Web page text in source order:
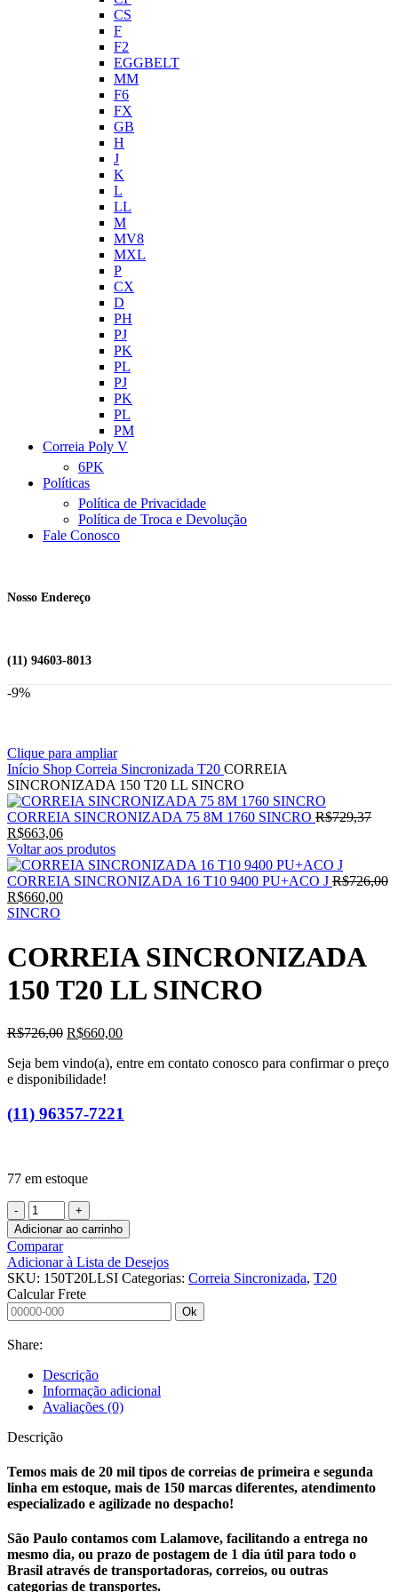
CS
F
F2
EGGBELT
MM
F6
FX
GB
H
J
K
L
LL
M
MV8
MXL
P
CX
D
PH
PJ
PK
PL
PJ
PK
PL
PM
Correia Poly V
6PK
Políticas
Política de Privacidade
Política de Troca e Devolução
Fale Conosco
Nosso Endereço
(11) 94603-8013
-9%
Clique para ampliar
Início Shop Correia Sincronizada T20 CORREIA
SINCRONIZADA 150 T20 LL SINCRO
CORREIA SINCRONIZADA 75 8M 1760 SINCRO R$729,37
R$663,06
Voltar aos produtos
CORREIA SINCRONIZADA 16 T10 9400 PU+ACO J R$726,00
R$660,00
SINCRO
CORREIA SINCRONIZADA
150 T20 LL SINCRO
R$726,00 R$660,00
Seja bem vindo(a), entre em contato conosco para confirmar o preço
e disponibilidade!
(11) 96357-7221
77 em estoque
Adicionar ao carrinho
Comparar
Adicionar à Lista de Desejos
SKU: 150T20LLSI Categorias: Correia Sincronizada, T20
Calcular Frete
Ok
Share:
Descrição
Informação adicional
Avaliações (0)
Descrição
Temos mais de 20 mil tipos de correias de primeira e segunda
linha em estoque, mais de 150 marcas diferentes, atendimento
especializado e agilizade no despacho!
São Paulo contamos com Lalamove, facilitando a entrega no
mesmo dia, ou prazo de postagem de 1 dia útil para todo o
Brasil através de transportadoras, correios, ou outras
categorias de transportes.